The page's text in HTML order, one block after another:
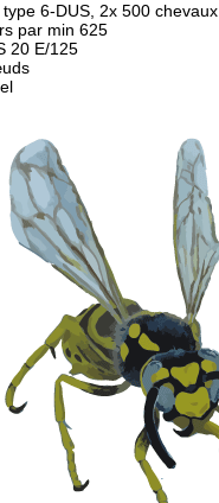
6-DUS, 2x 500 chevaux
par min 625
20 E/125